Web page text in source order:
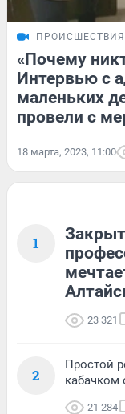
ПРОИСШЕСТВИЯ
«Почему
Интервью с
маленьких
провели с
18 марта, 2023, 11:00
1
23 321
2
Простой
кабачком
21 284